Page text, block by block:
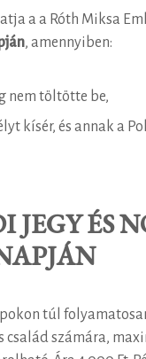
a a Róth Miksa
, amennyiben:
nem töltötte be,
kísér, és annak a
JEGY ÉS
túl
család számára,